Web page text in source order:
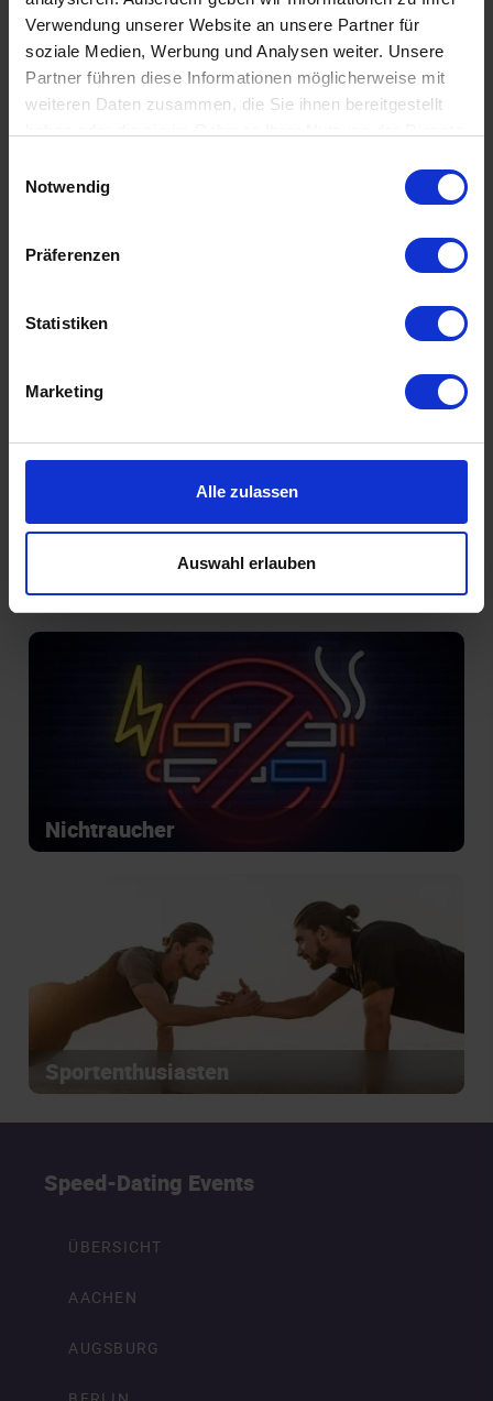
Verwendung unserer Website an unsere Partner für
soziale Medien, Werbung und Analysen weiter. Unsere
Partner führen diese Informationen möglicherweise mit
weiteren Daten zusammen, die Sie ihnen bereitgestellt
Notwendig
Präferenzen
Statistiken
Marketing
Alle zulassen
Auswahl erlauben
Akademiker
Introvertiert glücklich
Nichtraucher
Sportenthusiasten
Speed-Dating Events
ÜBERSICHT
AACHEN
AUGSBURG